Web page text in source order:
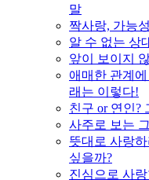
말
짝사랑, 가능
알 수 없는 상
앞이 보이지
애매한 관계
래는 이렇다!
친구 or 연인?
사주로 보는
뜻대로 사랑
싶을까?
진심으로 사